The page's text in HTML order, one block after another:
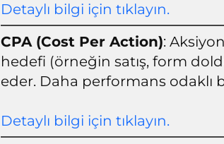
Detaylı bilgi için tıklayın.
CPA (Cost Per Action):
hedefi (örneğin satış, form
eder. Daha performans odaklı
Detaylı bilgi için tıklayın.